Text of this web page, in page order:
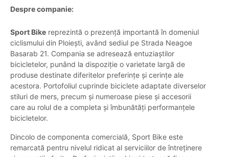
Despre companie:
Sport Bike reprezintă o prezență importantă în domeniul
ciclismului din Ploiești, având sediul pe Strada Neagoe
Basarab 21. Compania se adresează entuziaștilor
bicicletelor, punând la dispoziție o varietate largă de
produse destinate diferitelor preferințe și cerințe ale
acestora. Portofoliul cuprinde biciclete adaptate diverselor
stiluri de mers, precum și numeroase piese și accesorii
care au rolul de a completa și îmbunătăți performanțele
bicicletelor.
Dincolo de componenta comercială, Sport Bike este
remarcată pentru nivelul ridicat al serviciilor de întreținere